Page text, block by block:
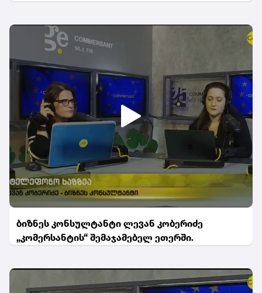
ბიზნეს კონსულტანტი ლევან კობერიძე
„კომერსანტის“ შემაჯამებელ ეთერში.